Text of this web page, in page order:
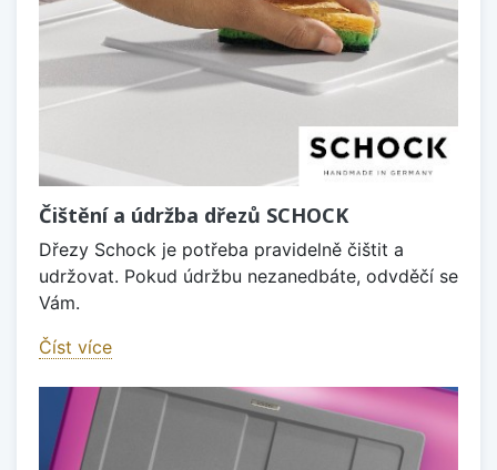
Čištění a údržba dřezů SCHOCK
Dřezy Schock je potřeba pravidelně čištit a
udržovat. Pokud údržbu nezanedbáte, odvděčí se
Vám.
Číst více